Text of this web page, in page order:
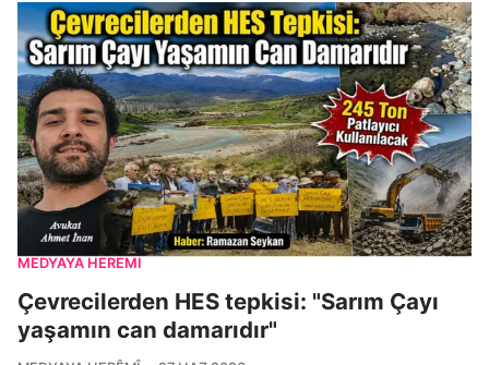
MEDYAYA HERÊMÎ
Çevrecilerden HES tepkisi: "Sarım Çayı
yaşamın can damarıdır"